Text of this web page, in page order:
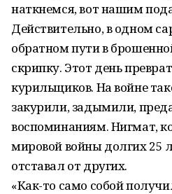
наткнемся, вот нашим
Действительно, в одном
обратном пути в
скрипку. Этот день
курильщиков. На войне
закурили, задымили,
воспоминаниям. Нигмат,
мировой войны долгих 25
отставал от других.
«Как-то само собой